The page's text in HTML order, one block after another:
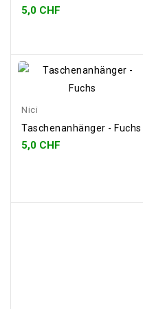
5,0 CHF
Nici
Taschenanhänger - Fuchs
5,0 CHF